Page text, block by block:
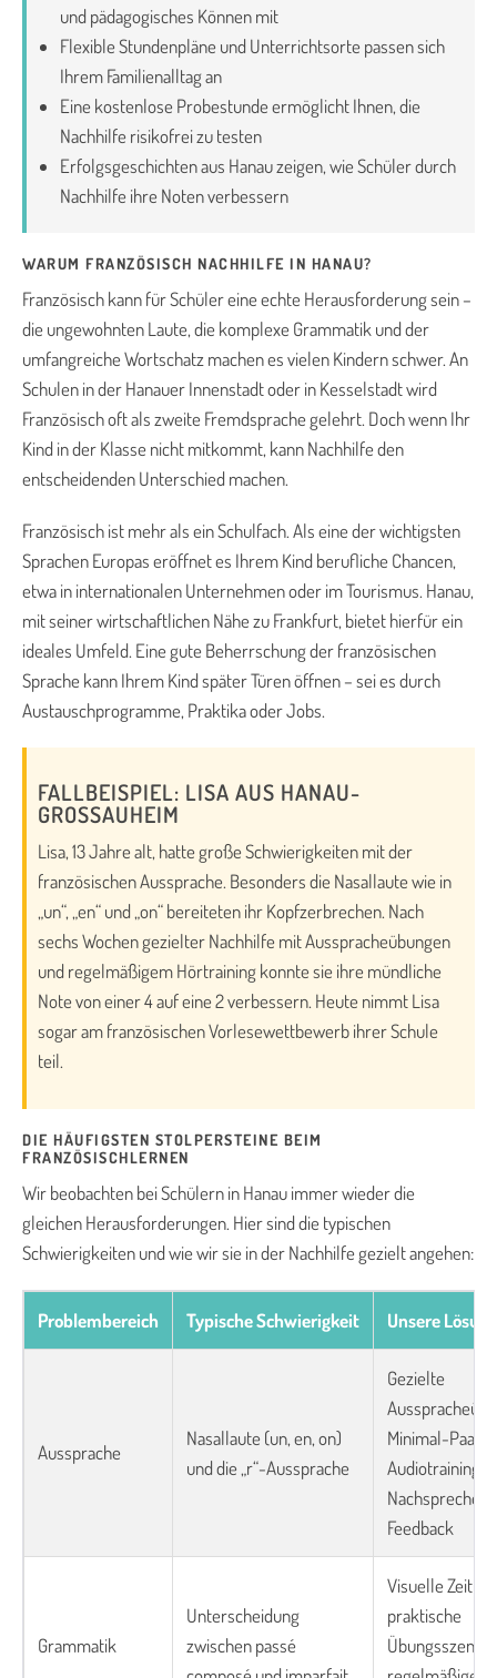
und pädagogisches Können mit
Flexible Stundenpläne und Unterrichtsorte passen sich
Ihrem Familienalltag an
Eine kostenlose Probestunde ermöglicht Ihnen, die
Nachhilfe risikofrei zu testen
Erfolgsgeschichten aus Hanau zeigen, wie Schüler durch
Nachhilfe ihre Noten verbessern
WARUM FRANZÖSISCH NACHHILFE IN HANAU?
Französisch kann für Schüler eine echte Herausforderung sein –
die ungewohnten Laute, die komplexe Grammatik und der
umfangreiche Wortschatz machen es vielen Kindern schwer. An
Schulen in der Hanauer Innenstadt oder in Kesselstadt wird
Französisch oft als zweite Fremdsprache gelehrt. Doch wenn Ihr
Kind in der Klasse nicht mitkommt, kann Nachhilfe den
entscheidenden Unterschied machen.
Französisch ist mehr als ein Schulfach. Als eine der wichtigsten
Sprachen Europas eröffnet es Ihrem Kind berufliche Chancen,
etwa in internationalen Unternehmen oder im Tourismus. Hanau,
mit seiner wirtschaftlichen Nähe zu Frankfurt, bietet hierfür ein
ideales Umfeld. Eine gute Beherrschung der französischen
Sprache kann Ihrem Kind später Türen öffnen – sei es durch
Austauschprogramme, Praktika oder Jobs.
FALLBEISPIEL: LISA AUS HANAU-
GROSSAUHEIM
Lisa, 13 Jahre alt, hatte große Schwierigkeiten mit der
französischen Aussprache. Besonders die Nasallaute wie in
„un“, „en“ und „on“ bereiteten ihr Kopfzerbrechen. Nach
sechs Wochen gezielter Nachhilfe mit Ausspracheübungen
und regelmäßigem Hörtraining konnte sie ihre mündliche
Note von einer 4 auf eine 2 verbessern. Heute nimmt Lisa
sogar am französischen Vorlesewettbewerb ihrer Schule
teil.
DIE HÄUFIGSTEN STOLPERSTEINE BEIM
FRANZÖSISCHLERNEN
Wir beobachten bei Schülern in Hanau immer wieder die
gleichen Herausforderungen. Hier sind die typischen
Schwierigkeiten und wie wir sie in der Nachhilfe gezielt angehen:
Problembereich Typische Schwierigkeit Unsere
Aussprache
Nasallaute (un, en, on)
und die „r“-Aussprache
Gezielte
Minimal-
Audiotraining,
Nachsprechen
Feedback
Grammatik
Unterscheidung
zwischen passé
Visuelle
praktische